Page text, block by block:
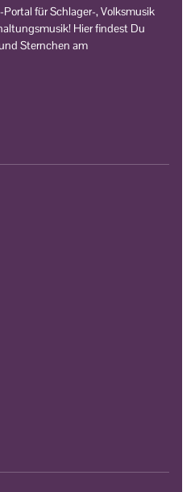
für Schlager-, Volksmusik
Hier findest Du
Sternchen am